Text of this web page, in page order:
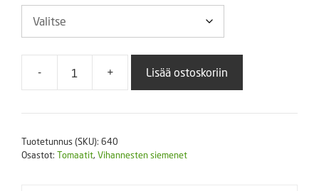
-
Tomaatti
määrä
+ Lisää ostoskoriin
Tuotetunnus (SKU): 640
Osastot: Tomaatit, Vihannesten siemenet